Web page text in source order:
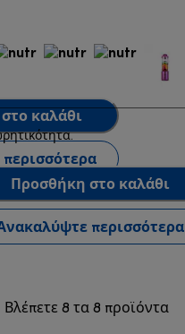
καλάθι
Προσθήκη στο καλάθι
περισσότερα
Βλέπετε 8 τα 8 προϊόντα